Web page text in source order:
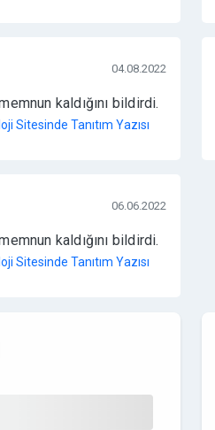
04.08.2022
kaldığını bildirdi.
Sitesinde Tanıtım Yazısı
06.06.2022
kaldığını bildirdi.
Sitesinde Tanıtım Yazısı